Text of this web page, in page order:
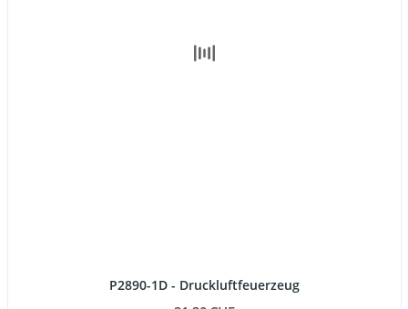
P2890-1D - Druckluftfeuerzeug